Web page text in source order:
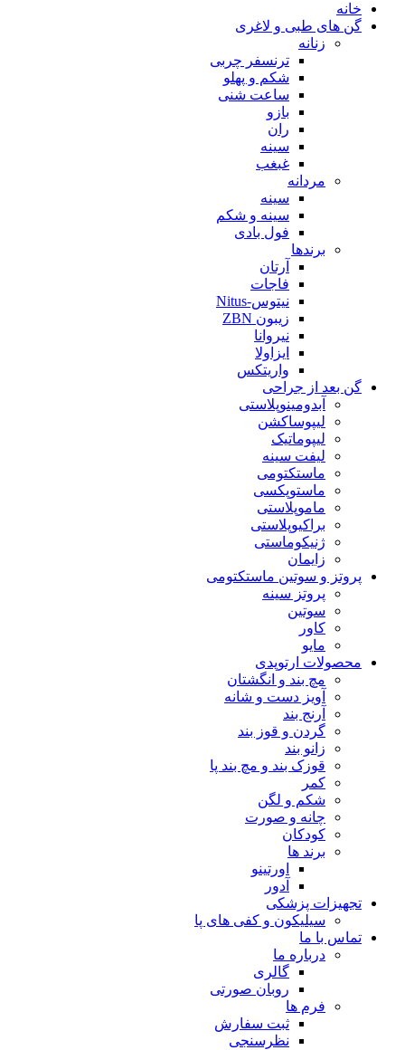
خانه
گن های طبی و لاغری
زنانه
ترنسفر چربی
شکم و پهلو
ساعت شنی
بازو
ران
سینه
غبغب
مردانه
سینه
سینه و شکم
فول بادی
برندها
آرتان
فاجات
نیتوس-Nitus
زیبون ZBN
نیروانا
ایزاولا
واریتکس
گن بعد از جراحی
آبدومینوپلاستی
لیپوساکشن
لیپوماتیک
لیفت سینه
ماستکتومی
ماستوپکسی
ماموپلاستی
براکیوپلاستی
ژنیکوماستی
زایمان
پروتز و سوتین ماستکتومی
پروتز سینه
سوتین
کاور
مایو
محصولات ارتوپدی
مچ بند و انگشتان
آویز دست و شانه
آرنج بند
گردن و قوز بند
زانو بند
قوزک بند و مچ بند پا
کمر
شکم و لگن
چانه و صورت
کودکان
برند ها
اورتینو
آدور
تجهیزات پزشکی
سیلیکون و کفی های پا
تماس با ما
درباره ما
گالری
روبان صورتی
فرم ها
ثبت سفارش
نظرسنجی